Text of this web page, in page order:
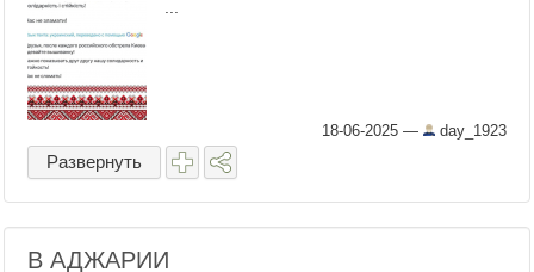
18-06-2025 — day_1923
Развернуть
В АДЖАРИИ